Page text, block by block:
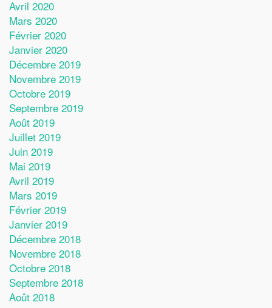
Avril 2020
Mars 2020
Février 2020
Janvier 2020
Décembre 2019
Novembre 2019
Octobre 2019
Septembre 2019
Août 2019
Juillet 2019
Juin 2019
Mai 2019
Avril 2019
Mars 2019
Février 2019
Janvier 2019
Décembre 2018
Novembre 2018
Octobre 2018
Septembre 2018
Août 2018